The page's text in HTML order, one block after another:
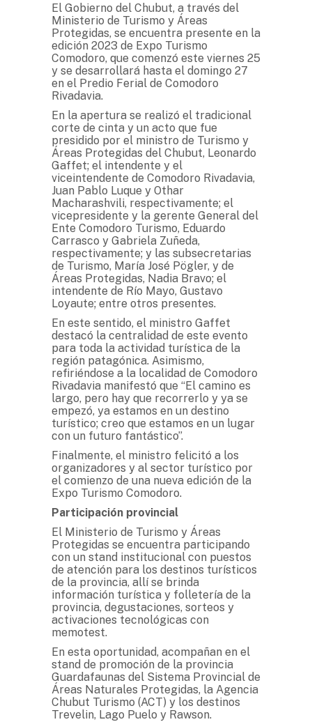
El Gobierno del Chubut, a través del
Ministerio de Turismo y Áreas
Protegidas, se encuentra presente en la
edición 2023 de Expo Turismo
Comodoro, que comenzó este viernes 25
y se desarrollará hasta el domingo 27
en el Predio Ferial de Comodoro
Rivadavia.
En la apertura se realizó el tradicional
corte de cinta y un acto que fue
presidido por el ministro de Turismo y
Áreas Protegidas del Chubut, Leonardo
Gaffet; el intendente y el
viceintendente de Comodoro Rivadavia,
Juan Pablo Luque y Othar
Macharashvili, respectivamente; el
vicepresidente y la gerente General del
Ente Comodoro Turismo, Eduardo
Carrasco y Gabriela Zuñeda,
respectivamente; y las subsecretarias
de Turismo, María José Pögler, y de
Áreas Protegidas, Nadia Bravo; el
intendente de Río Mayo, Gustavo
Loyaute; entre otros presentes.
En este sentido, el ministro Gaffet
destacó la centralidad de este evento
para toda la actividad turística de la
región patagónica. Asimismo,
refiriéndose a la localidad de Comodoro
Rivadavia manifestó que “El camino es
largo, pero hay que recorrerlo y ya se
empezó, ya estamos en un destino
turístico; creo que estamos en un lugar
con un futuro fantástico”.
Finalmente, el ministro felicitó a los
organizadores y al sector turístico por
el comienzo de una nueva edición de la
Expo Turismo Comodoro.
Participación provincial
El Ministerio de Turismo y Áreas
Protegidas se encuentra participando
con un stand institucional con puestos
de atención para los destinos turísticos
de la provincia, allí se brinda
información turística y folletería de la
provincia, degustaciones, sorteos y
activaciones tecnológicas con
memotest.
En esta oportunidad, acompañan en el
stand de promoción de la provincia
Guardafaunas del Sistema Provincial de
Áreas Naturales Protegidas, la Agencia
Chubut Turismo (ACT) y los destinos
Trevelin, Lago Puelo y Rawson.